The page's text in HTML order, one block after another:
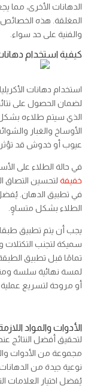
الدهانات الأخرى، مما
المغلقة. هذه الخصائص
والفنية على حد سواء.
كيفية استخدام
استخدام دهانات
لضمان الحصول على
الذي سيتم طلاءه
الأوساخ والغبار
عيوب أو خدوش قد تؤثر
في حالة الطلاء على
خفيفةلتحسين التصاق
في تطبيق الدهان.
الطلاء بشكل متساوٍ.
يجب أن يتم تطبيق
سميكة لتجنب
تمامًا قبل تطبيق
لمسة نهائية سلسة
أو مروحة لتسريع عملية
الأدوات والمواد
لتحقيق أفضل النتائج
مجموعة من الأدوات
نوعية جيدة من
يُفضل اختيار العلامات